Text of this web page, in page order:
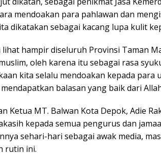
mendoakan para pahlawan dan
dikatakan sebagai kacang lupa kulit
lihat hampir diseluruh Provinsi Taman
oleh karena itu sebagai rasa
kita selalu mendoakan kepada
balasan yang baik dari
Ketua MT. Balwan Kota Depok, Adie
kepada semua pengurus dan
sehari-hari sebagai awak media,
rutin ini.